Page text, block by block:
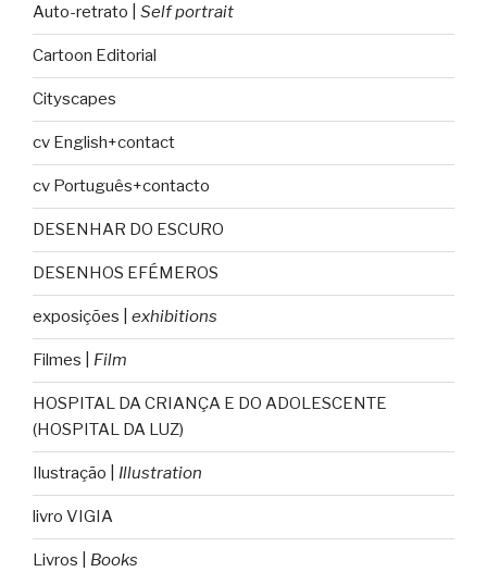
Auto-retrato | Self portrait
Cartoon Editorial
Cityscapes
cv English+contact
cv Português+contacto
DESENHAR DO ESCURO
DESENHOS EFÉMEROS
exposições | exhibitions
Filmes | Film
HOSPITAL DA CRIANÇA E DO ADOLESCENTE
(HOSPITAL DA LUZ)
Ilustração | Illustration
livro VIGIA
Livros | Books